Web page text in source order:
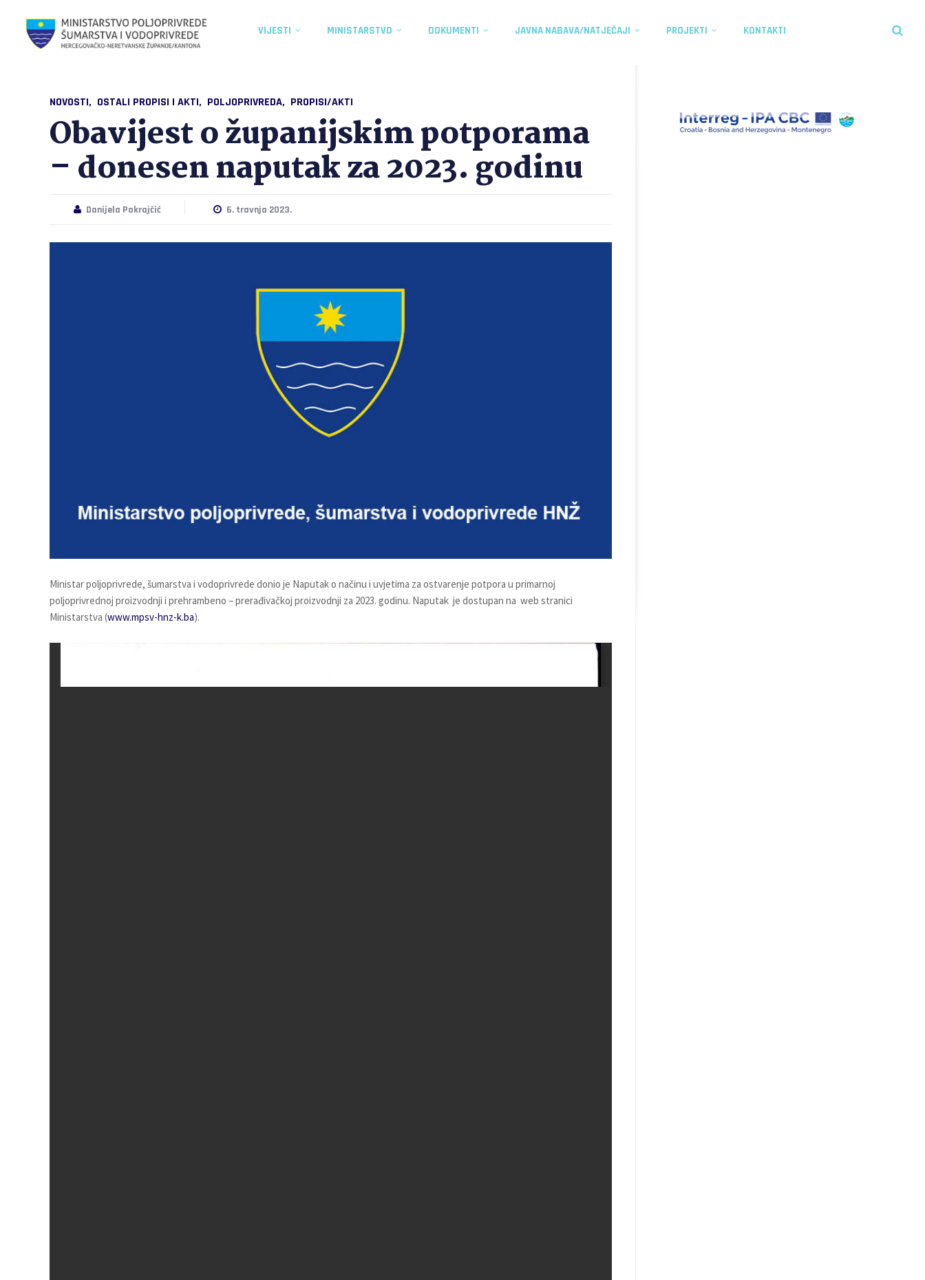
VIJESTI MINISTARSTVO DOKUMENTI JAVNA NABAVA/NATJEČAJI PROJEKTI KONTAKTI
NOVOSTI OSTALI PROPISI I AKTI POLJOPRIVREDA PROPISI/AKTI
Obavijest o županijskim potporama
– donesen naputak za 2023. godinu
Danijela Pokrajčić 6. travnja 2023.
Ministar poljoprivrede, šumarstva i vodoprivrede donio je Naputak o načinu i uvjetima za ostvarenje potpora u primarnoj
poljoprivrednoj proizvodnji i prehrambeno – prerađivačkoj proizvodnji za 2023. godinu. Naputak je dostupan na web stranici
Ministarstva (www.mpsv-hnz-k.ba).